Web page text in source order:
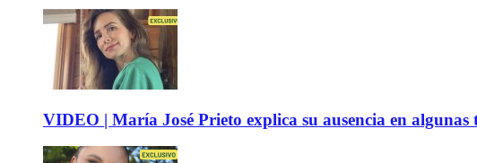
VIDEO | María José Prieto explica su ausencia en algunas